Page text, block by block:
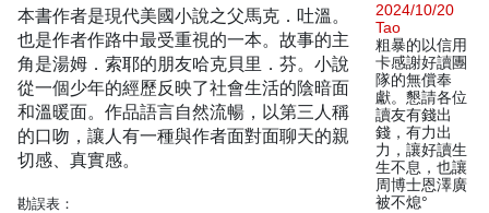
本書作者是現代美國小說之父馬克．吐溫。
也是作者作路中最受重視的一本。故事的主
角是湯姆．索耶的朋友哈克貝里．芬。小說
從一個少年的經歷反映了社會生活的陰暗面
和溫暖面。作品語言自然流暢，以第三人稱
的口吻，讓人有一種與作者面對面聊天的親
切感、真實感。
勘誤表：
2024/10/20
Tao
粗暴的以信用
卡感謝好讀團
隊的無償奉
獻。懇請各位
讀友有錢出
錢，有力出
力，讓好讀生
生不息，也讓
周博士恩澤廣
被不熄°